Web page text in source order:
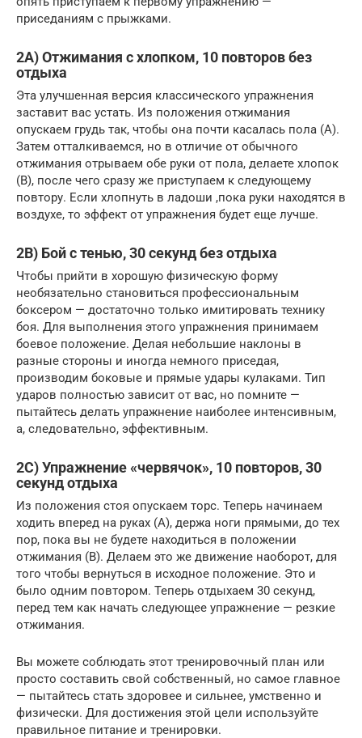
приседаниям с прыжками.
2A) Отжимания с хлопком, 10 повторов без
отдыха
Эта улучшенная версия классического упражнения
заставит вас устать. Из положения отжимания
опускаем грудь так, чтобы она почти касалась пола (A).
Затем отталкиваемся, но в отличие от обычного
отжимания отрываем обе руки от пола, делаете хлопок
(B), после чего сразу же приступаем к следующему
повтору. Если хлопнуть в ладоши ,пока руки находятся в
воздухе, то эффект от упражнения будет еще лучше.
2B) Бой с тенью, 30 секунд без отдыха
Чтобы прийти в хорошую физическую форму
необязательно становиться профессиональным
боксером — достаточно только имитировать технику
боя. Для выполнения этого упражнения принимаем
боевое положение. Делая небольшие наклоны в
разные стороны и иногда немного приседая,
производим боковые и прямые удары кулаками. Тип
ударов полностью зависит от вас, но помните —
пытайтесь делать упражнение наиболее интенсивным,
а, следовательно, эффективным.
2C) Упражнение «червячок», 10 повторов, 30
секунд отдыха
Из положения стоя опускаем торс. Теперь начинаем
ходить вперед на руках (A), держа ноги прямыми, до тех
пор, пока вы не будете находиться в положении
отжимания (B). Делаем это же движение наоборот, для
того чтобы вернуться в исходное положение. Это и
было одним повтором. Теперь отдыхаем 30 секунд,
перед тем как начать следующее упражнение — резкие
отжимания.
Вы можете соблюдать этот тренировочный план или
просто составить свой собственный, но самое главное
— пытайтесь стать здоровее и сильнее, умственно и
физически. Для достижения этой цели используйте
правильное питание и тренировки.